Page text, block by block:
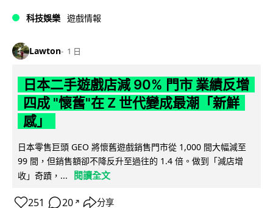
科技娛樂 遊戲情報
Lawton 1 日
日本二手遊戲店減 90% 門市 業績反增
四成 "懷舊"在 Z 世代變成最潮「新鮮
感」
日本零售巨頭 GEO 將懷舊遊戲銷售門市從 1,000 間大幅減至
99 間，但銷售額卻不降反升至過往的 1.4 倍。做到「減店增
收」奇蹟，...
閱讀全文
251 20 ↗ 分享